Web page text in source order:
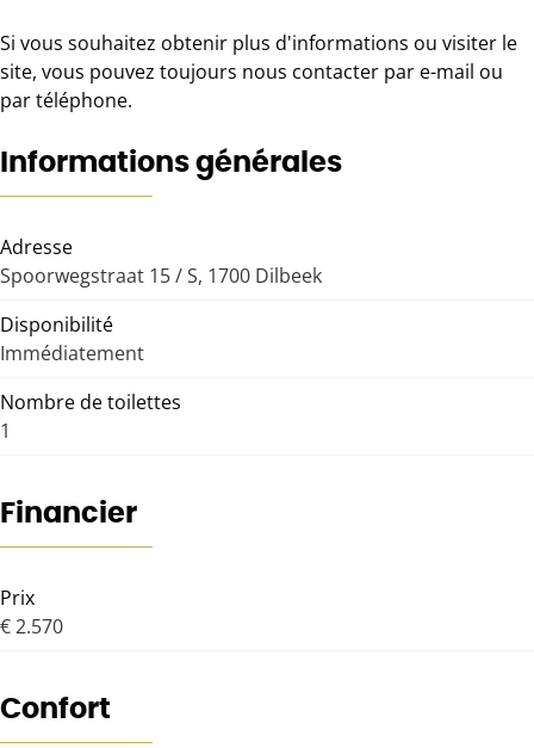
Si vous souhaitez obtenir plus d'informations ou visiter le
site, vous pouvez toujours nous contacter par e-mail ou
par téléphone.
Informations générales
Adresse
Spoorwegstraat 15 / S, 1700 Dilbeek
Disponibilité
Immédiatement
Nombre de toilettes
1
Financier
Prix
€ 2.570
Confort